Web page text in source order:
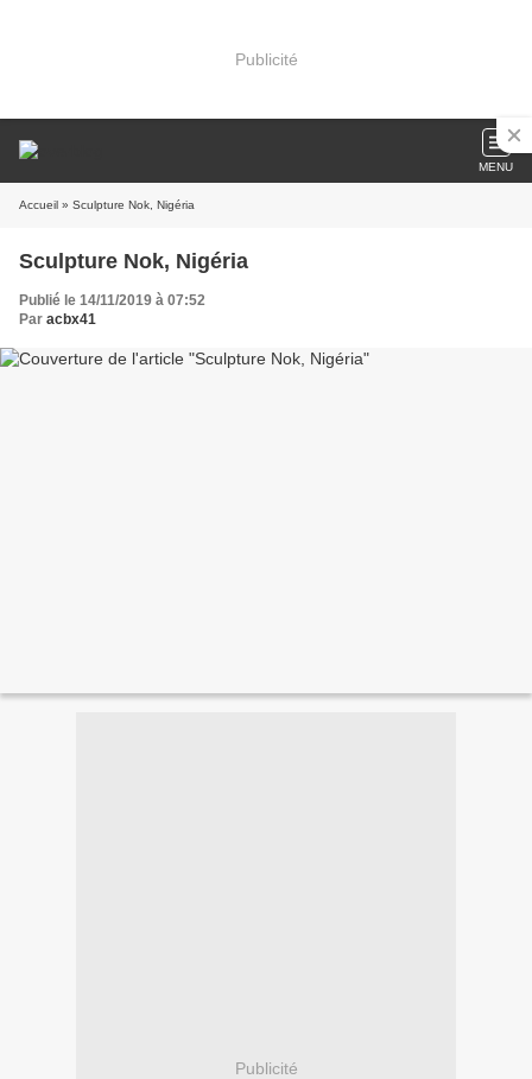
Publicité
MENU
Accueil » Sculpture Nok, Nigéria
Sculpture Nok, Nigéria
Publié le 14/11/2019 à 07:52
Par acbx41
Publicité